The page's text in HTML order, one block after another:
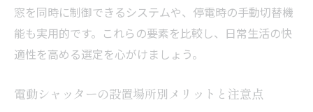
窓を同時に制御できるシステムや、停電時の手動切替機
能も実用的です。これらの要素を比較し、日常生活の快
適性を高める選定を心がけましょう。
電動シャッターの設置場所別メリットと注意点